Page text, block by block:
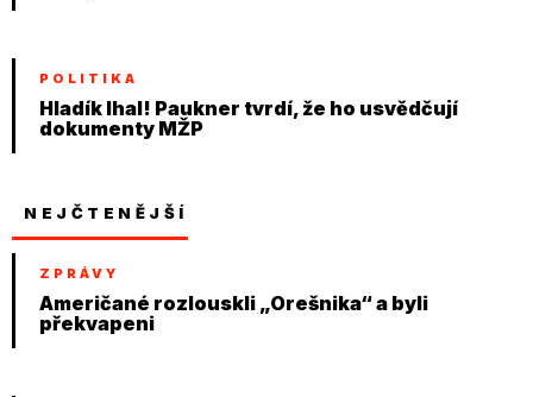
POLITIKA
Hladík lhal! Paukner tvrdí, že ho usvědčují
dokumenty MŽP
NEJČTENĚJŠÍ
ZPRÁVY
Američané rozlouskli „Orešnika“ a byli
překvapeni